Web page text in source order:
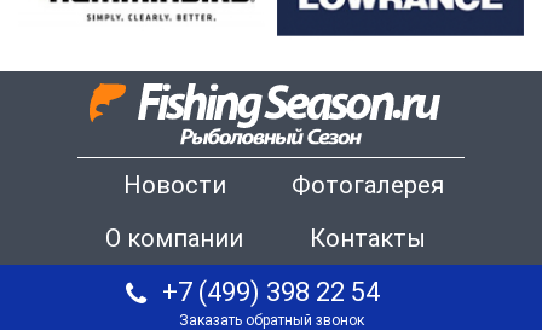
Новости
Фотогалерея
О компании
Контакты
+7 (499) 398 22 54
Заказать обратный звонок